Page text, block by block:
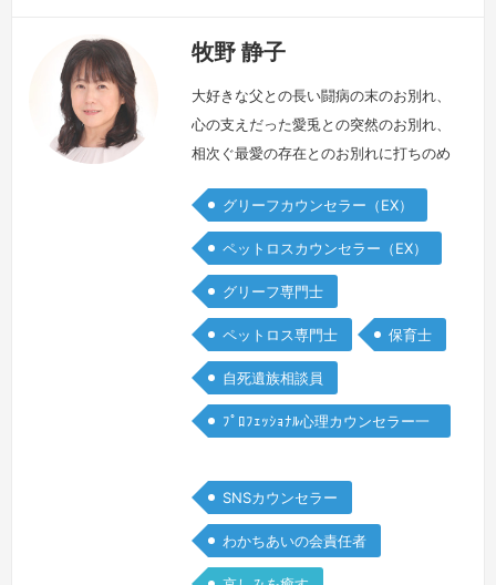
牧野 静子
大好きな父との長い闘病の末のお別れ、
心の支えだった愛兎との突然のお別れ、
相次ぐ最愛の存在とのお別れに打ちのめ
らなくなりました。加えて保育士の時の
子どもさんとの突然の死別の痛みも残っ
ていました。気力がどうしても湧かなく
て 食事も美味しいと思えなくなり、懸
命に「普通」を演じていると 息苦しく
てたまらなくて、以前と変わらない様子
の周囲の人と私の間には透明な壁が出来
たよ…
続きを見る »
グリーフカウンセラー（EX）
ペットロスカウンセラー（EX）
グリーフ専門士
ペットロス専門士 保育士
自死遺族相談員
ﾌﾟﾛﾌｪｯｼｮﾅﾙ心理カウンセラー一
SNSカウンセラー
わかちあいの会責任者